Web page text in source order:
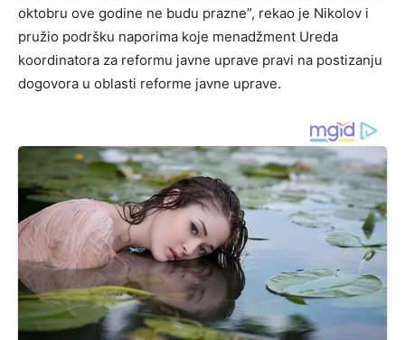
oktobru ove godine ne budu prazne”, rekao je Nikolov i
pružio podršku naporima koje menadžment Ureda
koordinatora za reformu javne uprave pravi na postizanju
dogovora u oblasti reforme javne uprave.